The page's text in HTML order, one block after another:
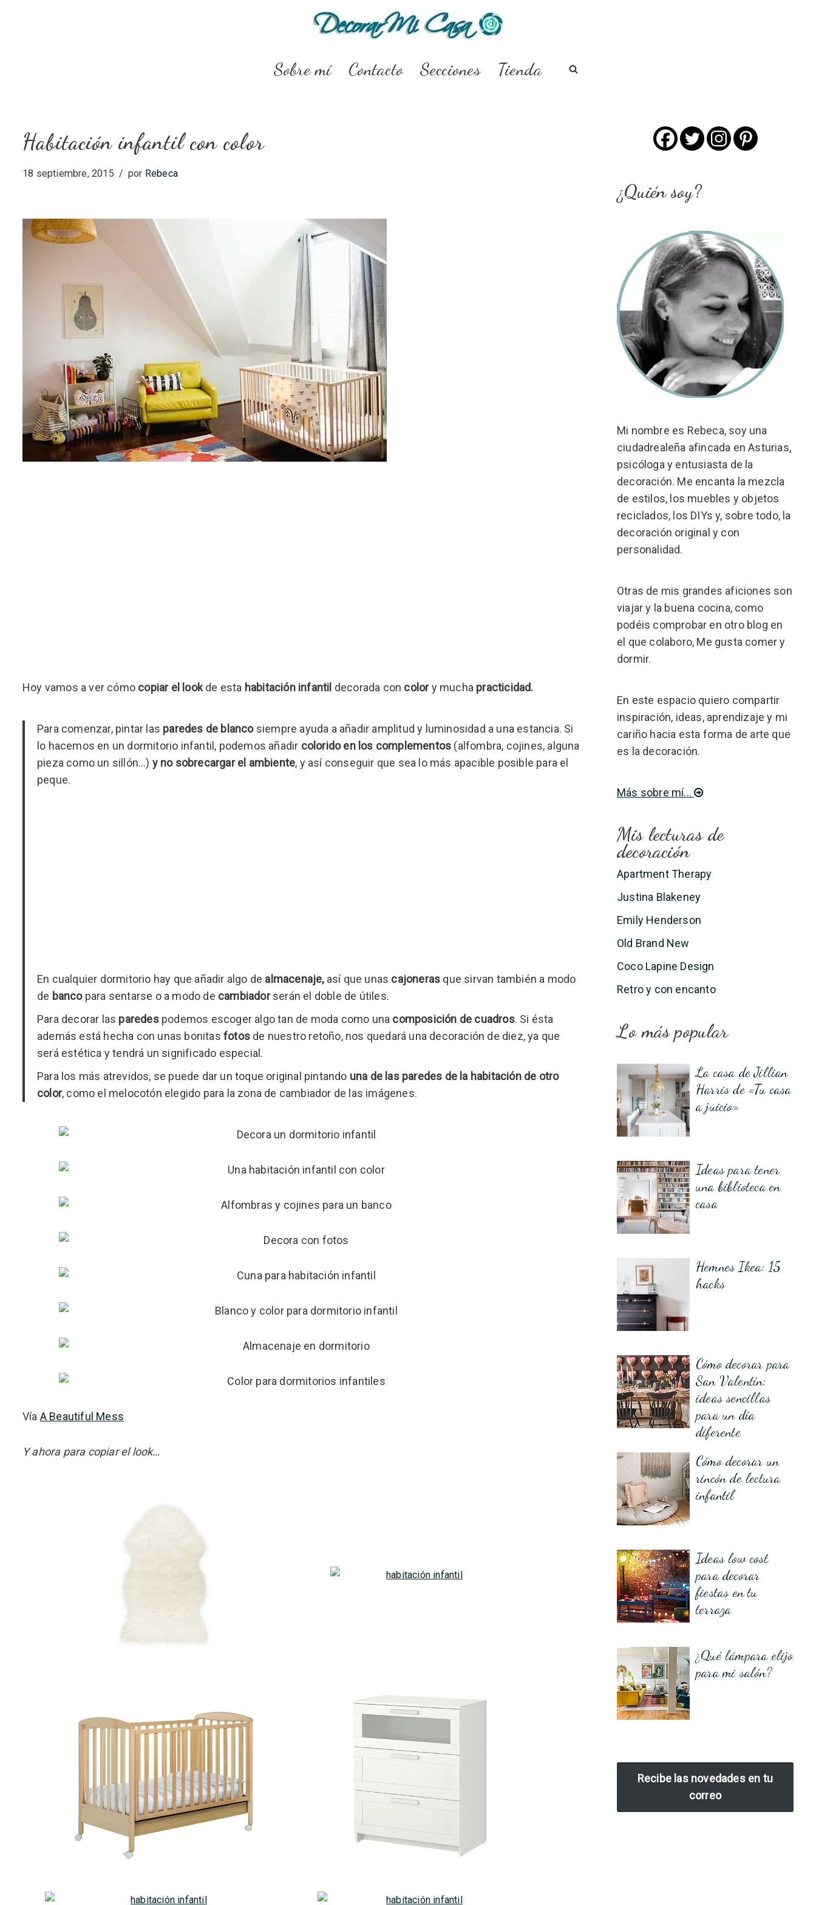
Sobre mí Contacto Secciones Tienda
Habitación infantil con color
18 septiembre, 2015 por Rebeca
Hoy vamos a ver cómo copiar el lookde esta habitación infantil decorada con colory mucha practicidad.
Para comenzar, pintar las paredes de blancosiempre ayuda a añadir amplitud y luminosidad a una estancia. Si
lo hacemos en un dormitorio infantil, podemos añadir colorido en los complementos (alfombra, cojines, alguna
pieza como un sillón…) y no sobrecargar el ambiente, y así conseguir que sea lo más apacible posible para el
peque.
En cualquier dormitorio hay que añadir algo de almacenaje,así que unas cajoneras que sirvan también a modo
de bancopara sentarse o a modo de cambiadorserán el doble de útiles.
Para decorar las paredespodemos escoger algo tan de moda como una composición de cuadros. Si ésta
además está hecha con unas bonitas fotos de nuestro retoño, nos quedará una decoración de diez, ya que
será estética y tendrá un significado especial.
Para los más atrevidos, se puede dar un toque original pintando una de las paredes de la habitación de otro
color, como el melocotón elegido para la zona de cambiador de las imágenes.
Vía A Beautiful Mess
Y ahora para copiar el look…
¿Quién soy?
Mi nombre es Rebeca, soy una
ciudadrealeña afincada en Asturias,
psicóloga y entusiasta de la
decoración. Me encanta la mezcla
de estilos, los muebles y objetos
reciclados, los DIYs y, sobre todo, la
decoración original y con
personalidad.
Otras de mis grandes aficiones son
viajar y la buena cocina, como
podéis comprobar en otro blog en
el que colaboro, Me gusta comer y
dormir.
En este espacio quiero compartir
inspiración, ideas, aprendizaje y mi
cariño hacia esta forma de arte que
es la decoración.
Más sobre mí...
Mis lecturas de
decoración
Apartment Therapy
Justina Blakeney
Emily Henderson
Old Brand New
Coco Lapine Design
Retro y con encanto
Lo más popular
La casa de Jillian
Harris de «Tu casa
a juicio»
Ideas para tener
una biblioteca en
casa
Hemnes Ikea: 15
hacks
Cómo decorar para
San Valentín:
ideas sencillas
para un día
diferente
Cómo decorar un
rincón de lectura
infantil
Ideas low cost
para decorar
fiestas en tu
terraza
¿Qué lámpara elijo
para mi salón?
Recibe las novedades en tu
correo